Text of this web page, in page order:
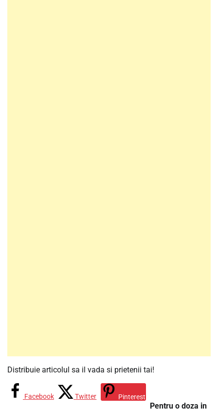
Distribuie articolul sa il vada si prietenii tai!
Facebook Twitter Pinterest
Pentru o doza in